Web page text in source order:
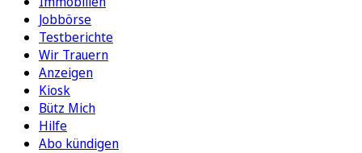
Jobbörse
Testberichte
Wir Trauern
Anzeigen
Kiosk
Bütz Mich
Hilfe
Abo kündigen